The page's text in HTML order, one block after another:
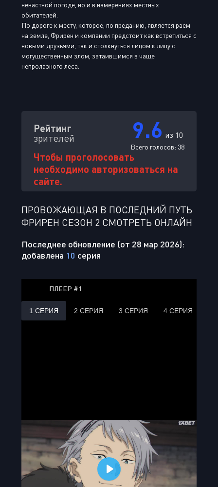
ненастной погоде, но и в намерениях местных
обитателей.
По дороге к месту, которое, по преданию, является раем
на земле, Фрирен и компании предстоит как встретиться с
новыми друзьями, так и столкнуться лицом к лицу с
могущественным злом, затаившимся в чаще
непролазного леса.
Рейтинг
зрителей 9.6 из 10
Всего голосов: 38
Чтобы проголосовать
необходимо авторизоваться на
сайте.
ПРОВОЖАЮЩАЯ В ПОСЛЕДНИЙ ПУТЬ
ФРИРЕН СЕЗОН 2 СМОТРЕТЬ ОНЛАЙН
Последнее обновление (от 28 мар 2026):
добавлена 10 серия
ПЛЕЕР #1